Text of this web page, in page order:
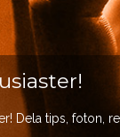
Dela tips, foton,